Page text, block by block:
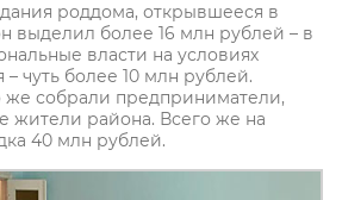
роддома, открывшееся в
выделил более 16 млн рублей – в
власти на условиях
чуть более 10 млн рублей.
собрали предприниматели,
жители района. Всего же на
40 млн рублей.